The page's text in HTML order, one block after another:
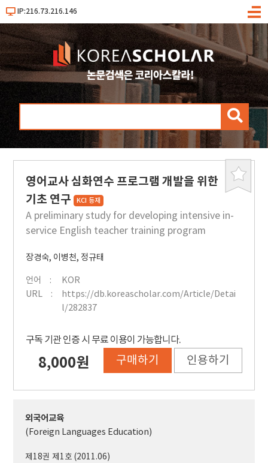
IP:216.73.216.146
메
검
북
영어교사 심화연수 프로그램 개발을 위한
기초 연구 KCI 등재
A preliminary study for developing intensive in-
service English teacher training program
장경숙, 이병천, 정규태
언어
KOR
URL
https://db.koreascholar.com/Article/Detai
l/282837
구독 기관 인증 시 무료 이용이 가능합니다.
8,000원 구매하기 인용하기
외국어교육
(Foreign Languages Education)
제18권 제1호 (2011.06)